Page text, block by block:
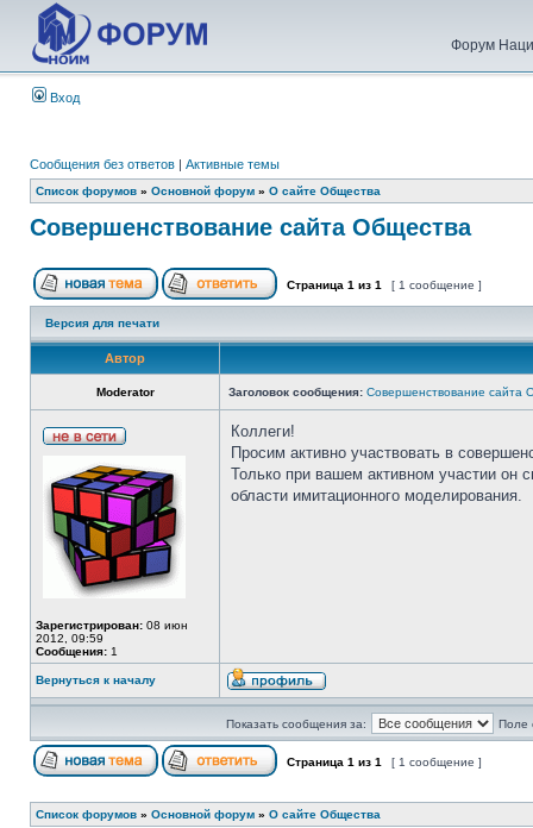
Форум
Вход
Сообщения без ответов | Активные темы
Список форумов » Основной форум » О сайте Общества
Совершенствование сайта Общества
Страница 1 из 1 [ 1 сообщение ]
Версия для печати
Автор
Moderator Заголовок сообщения: Совершенствование сайта
Зарегистрирован: 08 июн
2012, 09:59
Сообщения: 1
Коллеги!
Просим активно участвовать в
Только при вашем активном участии он
области имитационного моделирования.
Вернуться к началу
Показать сообщения за: Поле
Страница 1 из 1 [ 1 сообщение ]
Список форумов » Основной форум » О сайте Общества